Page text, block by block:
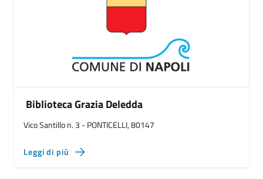
Biblioteca Grazia Deledda
Vico Santillo n. 3 - PONTICELLI, 80147
Leggi di più